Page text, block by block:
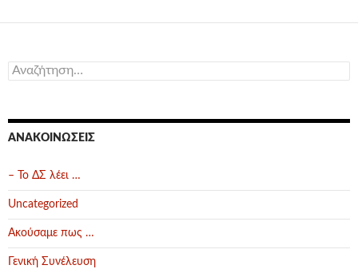
Αναζήτηση
για:
ΑΝΑΚΟΙΝΏΣΕΙΣ
– Το ΔΣ λέει …
Uncategorized
Ακούσαμε πως …
Γενική Συνέλευση